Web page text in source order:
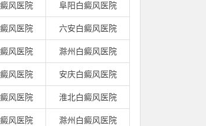
风医院 阜阳白癜风医院
风医院 六安白癜风医院
风医院 滁州白癜风医院
风医院 安庆白癜风医院
风医院 淮北白癜风医院
风医院 滁州白癜风医院